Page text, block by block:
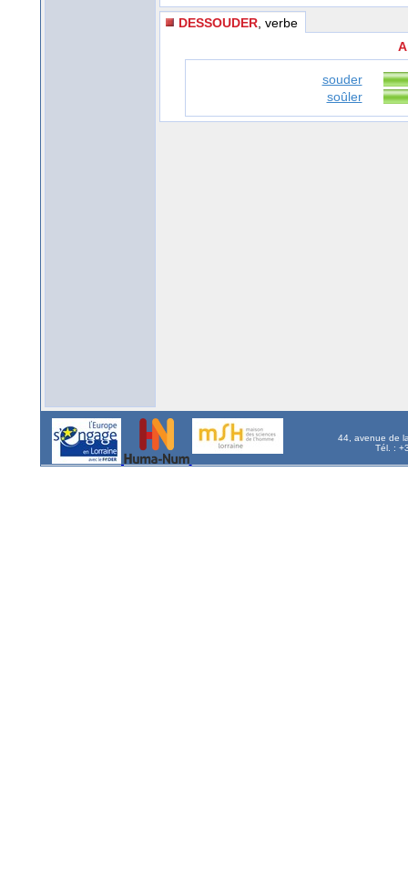
DESSOUDER , verbe
souder
soûler
44, avenue de
Tél. :